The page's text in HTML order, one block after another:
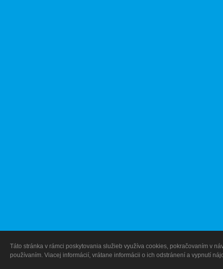
Táto stránka v rámci poskytovania služieb využíva cookies, pokračovaním v
používaním. Viacej informácií, vrátane informácii o ich odstránení a vypnutí